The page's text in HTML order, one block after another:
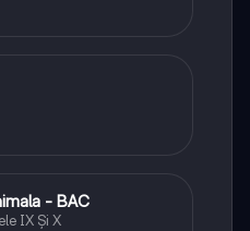
- BAC
IX Şi X